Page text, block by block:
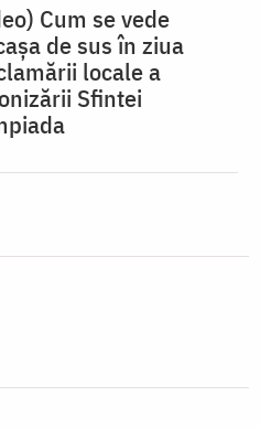
Cum se vede
de sus în ziua
locale a
Sfintei